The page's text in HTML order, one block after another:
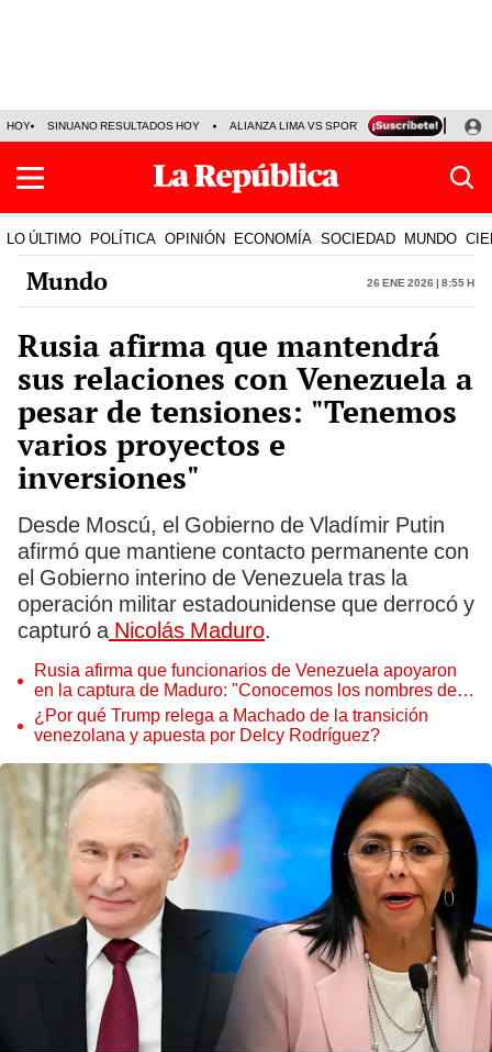
HOY SINUANO RESULTADOS HOY ALIANZA LIMA VS SPORT BOYS JORGE
LO ÚLTIMO POLÍTICA OPINIÓN ECONOMÍA SOCIEDAD MUNDO
Mundo 26 Ene 2026 | 8:55 h
Rusia afirma que mantendrá
sus relaciones con Venezuela a
pesar de tensiones: "Tenemos
varios proyectos e
inversiones"
Desde Moscú, el Gobierno de Vladímir Putin
afirmó que mantiene contacto permanente con
el Gobierno interino de Venezuela tras la
operación militar estadounidense que derrocó y
capturó a Nicolás Maduro.
Rusia afirma que funcionarios de Venezuela apoyaron
en la captura de Maduro: "Conocemos los nombres de
estos traidores"
¿Por qué Trump relega a Machado de la transición
venezolana y apuesta por Delcy Rodríguez?